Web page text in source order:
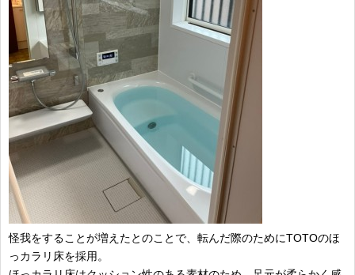
怪我をすることが増えたとのことで、転んだ際のためにTOTOのほ
っカラリ床を採用。